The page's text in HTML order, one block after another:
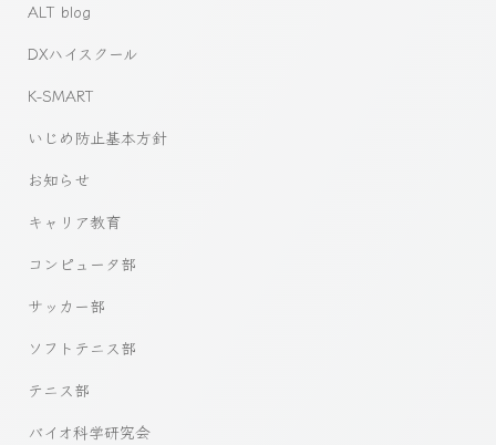
ALT blog
DXハイスクール
K-SMART
いじめ防止基本方針
お知らせ
キャリア教育
コンピュータ部
サッカー部
ソフトテニス部
テニス部
バイオ科学研究会